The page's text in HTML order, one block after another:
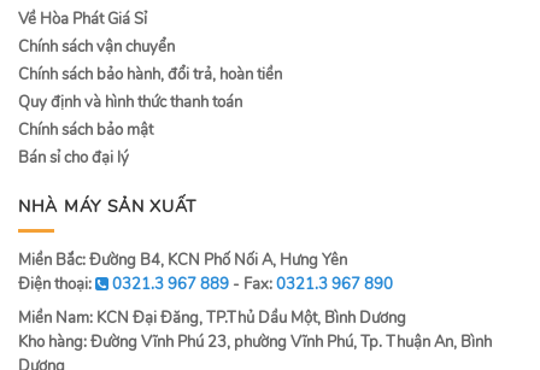
Về Hòa Phát Giá Sỉ
Chính sách vận chuyển
Chính sách bảo hành, đổi trả, hoàn tiền
Quy định và hình thức thanh toán
Chính sách bảo mật
Bán sỉ cho đại lý
NHÀ MÁY SẢN XUẤT
Miền Bắc: Đường B4, KCN Phố Nối A, Hưng Yên
Điện thoại:
0321.3 967 889 - Fax:0321.3 967 890
Miền Nam: KCN Đại Đăng, TP.Thủ Dầu Một, Bình Dương
Kho hàng: Đường Vĩnh Phú 23, phường Vĩnh Phú, Tp. Thuận An, Bình